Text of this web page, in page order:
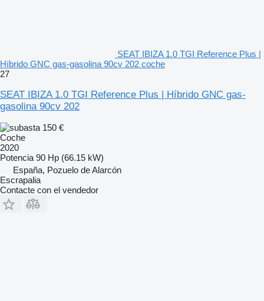
SEAT IBIZA 1.0 TGI Reference Plus |
Híbrido GNC gas-gasolina 90cv 202 coche
27
SEAT IBIZA 1.0 TGI Reference Plus | Híbrido GNC gas-
gasolina 90cv 202
150 €
Coche
2020
Potencia 90 Hp (66.15 kW)
España, Pozuelo de Alarcón
Escrapalia
Contacte con el vendedor